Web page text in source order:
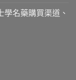
學名藥購買渠道、